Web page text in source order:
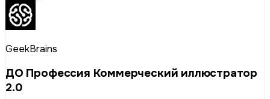
GeekBrains
ДО Профессия Коммерческий иллюстратор
2.0